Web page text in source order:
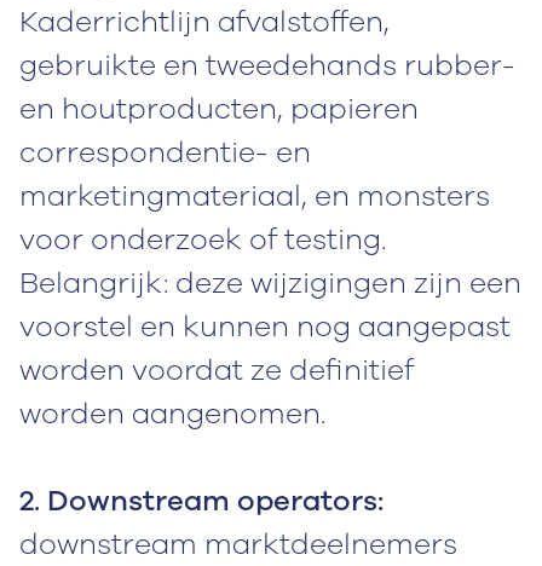
Kaderrichtlijn afvalstoffen,
gebruikte en tweedehands rubber-
en houtproducten, papieren
correspondentie- en
marketingmateriaal, en monsters
voor onderzoek of testing.
Belangrijk: deze wijzigingen zijn een
voorstel en kunnen nog aangepast
worden voordat ze definitief
worden aangenomen.
2. Downstream operators:
downstream marktdeelnemers